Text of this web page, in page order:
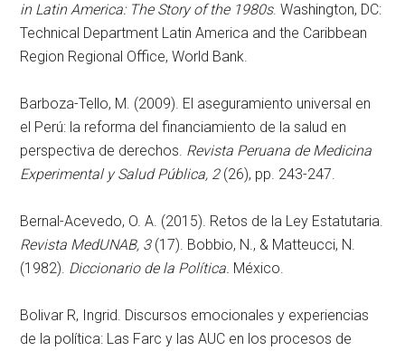
in Latin America: The Story of the 1980s. Washington, DC:
Technical Department Latin America and the Caribbean
Region Regional Office, World Bank.
Barboza-Tello, M. (2009). El aseguramiento universal en
el Perú: la reforma del financiamiento de la salud en
perspectiva de derechos. Revista Peruana de Medicina
Experimental y Salud Pública, 2(26), pp. 243-247.
Bernal-Acevedo, O. A. (2015). Retos de la Ley Estatutaria.
Revista MedUNAB, 3(17). Bobbio, N., & Matteucci, N.
(1982). Diccionario de la Política. México.
Bolivar R, Ingrid. Discursos emocionales y experiencias
de la política: Las Farc y las AUC en los procesos de